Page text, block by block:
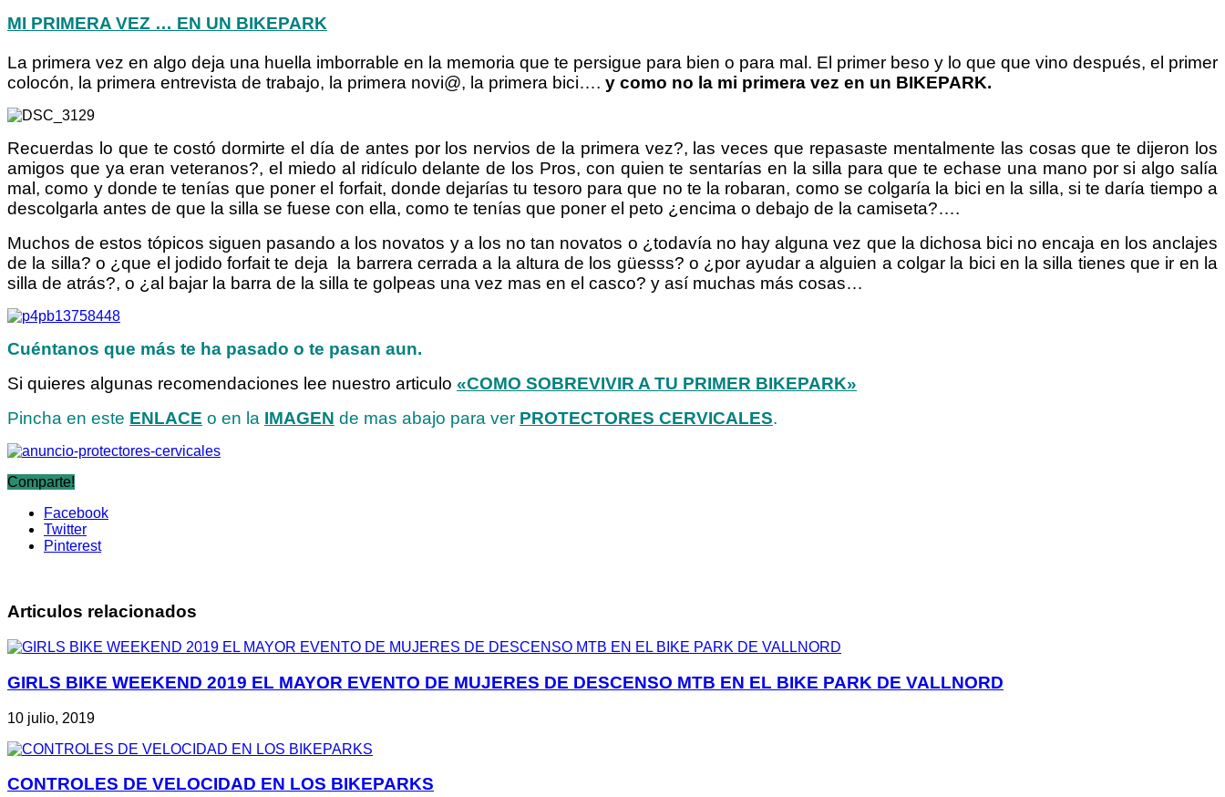
MI PRIMERA VEZ … EN UN BIKEPARK
La primera vez en algo deja una huella imborrable en la memoria que te persigue para bien o para mal. El primer beso y lo que que vino después, el primer
colocón, la primera entrevista de trabajo, la primera novi@, la primera bici…. y como no la mi primera vez en un BIKEPARK.
Recuerdas lo que te costó dormirte el día de antes por los nervios de la primera vez?, las veces que repasaste mentalmente las cosas que te dijeron los
amigos que ya eran veteranos?, el miedo al ridículo delante de los Pros, con quien te sentarías en la silla para que te echase una mano por si algo salía
mal, como y donde te tenías que poner el forfait, donde dejarías tu tesoro para que no te la robaran, como se colgaría la bici en la silla, si te daría tiempo a
descolgarla antes de que la silla se fuese con ella, como te tenías que poner el peto ¿encima o debajo de la camiseta?….
Muchos de estos tópicos siguen pasando a los novatos y a los no tan novatos o ¿todavía no hay alguna vez que la dichosa bici no encaja en los anclajes
de la silla? o ¿que el jodido forfait te deja la barrera cerrada a la altura de los güesss? o ¿por ayudar a alguien a colgar la bici en la silla tienes que ir en la
silla de atrás?, o ¿al bajar la barra de la silla te golpeas una vez mas en el casco? y así muchas más cosas…
Cuéntanos que más te ha pasado o te pasan aun.
Si quieres algunas recomendaciones lee nuestro articulo «COMO SOBREVIVIR A TU PRIMER BIKEPARK»
Pincha en este ENLACE o en la IMAGEN de mas abajo para ver PROTECTORES CERVICALES.
Comparte!
Facebook
Twitter
Pinterest
Articulos relacionados
GIRLS BIKE WEEKEND 2019 EL MAYOR EVENTO DE MUJERES DE DESCENSO MTB EN EL BIKE PARK DE VALLNORD
10 julio, 2019
CONTROLES DE VELOCIDAD EN LOS BIKEPARKS